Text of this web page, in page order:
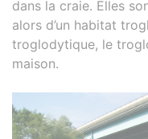
dans la craie. Elles
alors d’un habitat
troglodytique, le
maison.